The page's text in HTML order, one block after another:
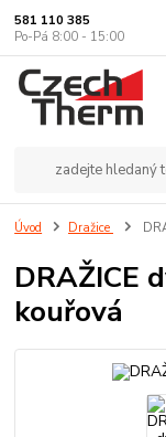
581 110 385
Po-Pá 8:00 - 15:00
Úvod Dražice
DRAŽICE
kouřová